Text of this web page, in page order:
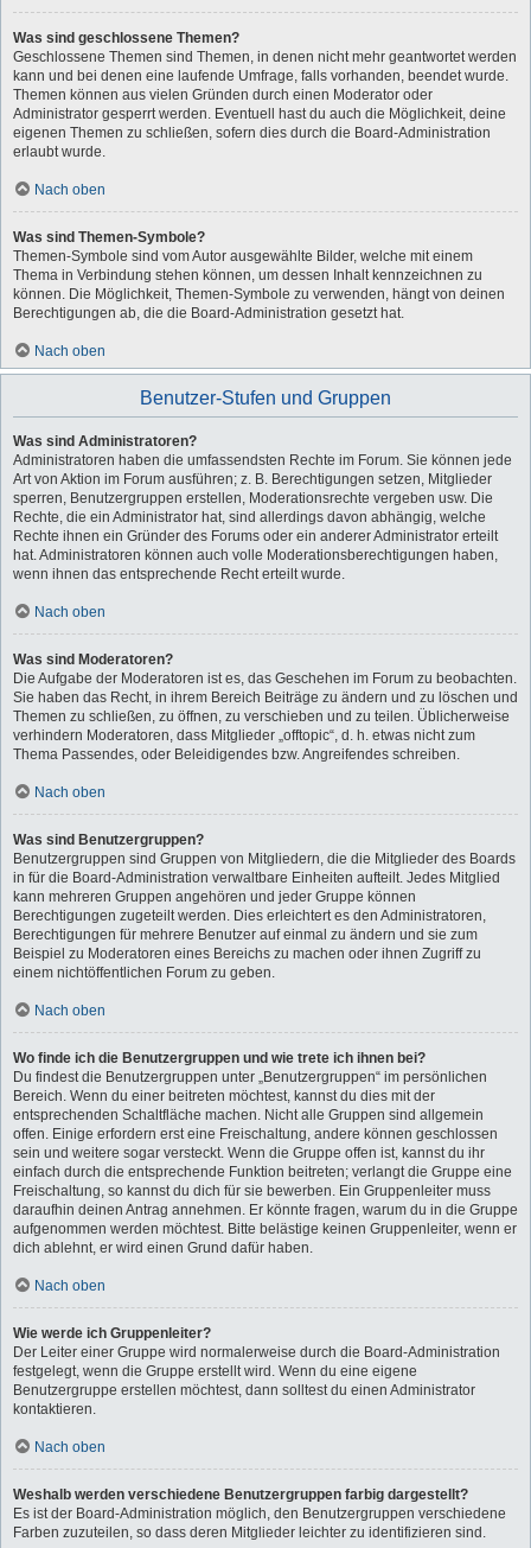
Was sind geschlossene Themen?
Geschlossene Themen sind Themen, in denen nicht mehr geantwortet werden
kann und bei denen eine laufende Umfrage, falls vorhanden, beendet wurde.
Themen können aus vielen Gründen durch einen Moderator oder
Administrator gesperrt werden. Eventuell hast du auch die Möglichkeit, deine
eigenen Themen zu schließen, sofern dies durch die Board-Administration
erlaubt wurde.
Nach oben
Was sind Themen-Symbole?
Themen-Symbole sind vom Autor ausgewählte Bilder, welche mit einem
Thema in Verbindung stehen können, um dessen Inhalt kennzeichnen zu
können. Die Möglichkeit, Themen-Symbole zu verwenden, hängt von deinen
Berechtigungen ab, die die Board-Administration gesetzt hat.
Nach oben
Benutzer-Stufen und Gruppen
Was sind Administratoren?
Administratoren haben die umfassendsten Rechte im Forum. Sie können jede
Art von Aktion im Forum ausführen; z. B. Berechtigungen setzen, Mitglieder
sperren, Benutzergruppen erstellen, Moderationsrechte vergeben usw. Die
Rechte, die ein Administrator hat, sind allerdings davon abhängig, welche
Rechte ihnen ein Gründer des Forums oder ein anderer Administrator erteilt
hat. Administratoren können auch volle Moderationsberechtigungen haben,
wenn ihnen das entsprechende Recht erteilt wurde.
Nach oben
Was sind Moderatoren?
Die Aufgabe der Moderatoren ist es, das Geschehen im Forum zu beobachten.
Sie haben das Recht, in ihrem Bereich Beiträge zu ändern und zu löschen und
Themen zu schließen, zu öffnen, zu verschieben und zu teilen. Üblicherweise
verhindern Moderatoren, dass Mitglieder „offtopic“, d. h. etwas nicht zum
Thema Passendes, oder Beleidigendes bzw. Angreifendes schreiben.
Nach oben
Was sind Benutzergruppen?
Benutzergruppen sind Gruppen von Mitgliedern, die die Mitglieder des Boards
in für die Board-Administration verwaltbare Einheiten aufteilt. Jedes Mitglied
kann mehreren Gruppen angehören und jeder Gruppe können
Berechtigungen zugeteilt werden. Dies erleichtert es den Administratoren,
Berechtigungen für mehrere Benutzer auf einmal zu ändern und sie zum
Beispiel zu Moderatoren eines Bereichs zu machen oder ihnen Zugriff zu
einem nichtöffentlichen Forum zu geben.
Nach oben
Wo finde ich die Benutzergruppen und wie trete ich ihnen bei?
Du findest die Benutzergruppen unter „Benutzergruppen“ im persönlichen
Bereich. Wenn du einer beitreten möchtest, kannst du dies mit der
entsprechenden Schaltfläche machen. Nicht alle Gruppen sind allgemein
offen. Einige erfordern erst eine Freischaltung, andere können geschlossen
sein und weitere sogar versteckt. Wenn die Gruppe offen ist, kannst du ihr
einfach durch die entsprechende Funktion beitreten; verlangt die Gruppe eine
Freischaltung, so kannst du dich für sie bewerben. Ein Gruppenleiter muss
daraufhin deinen Antrag annehmen. Er könnte fragen, warum du in die Gruppe
aufgenommen werden möchtest. Bitte belästige keinen Gruppenleiter, wenn er
dich ablehnt, er wird einen Grund dafür haben.
Nach oben
Wie werde ich Gruppenleiter?
Der Leiter einer Gruppe wird normalerweise durch die Board-Administration
festgelegt, wenn die Gruppe erstellt wird. Wenn du eine eigene
Benutzergruppe erstellen möchtest, dann solltest du einen Administrator
kontaktieren.
Nach oben
Weshalb werden verschiedene Benutzergruppen farbig dargestellt?
Es ist der Board-Administration möglich, den Benutzergruppen verschiedene
Farben zuzuteilen, so dass deren Mitglieder leichter zu identifizieren sind.